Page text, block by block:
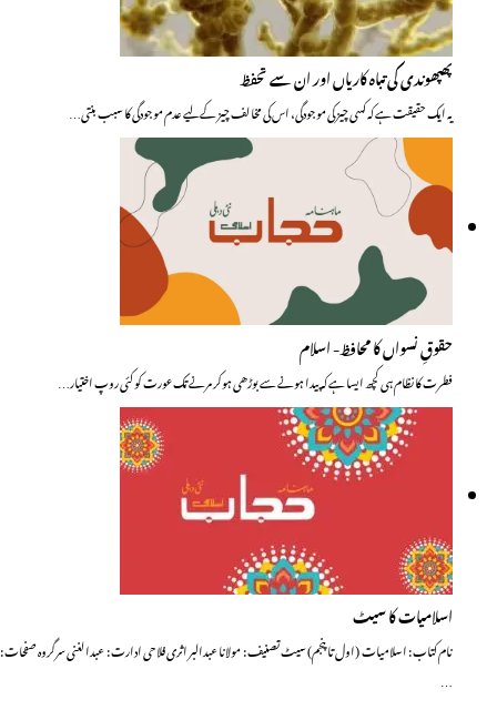
پھپھوندی کی تباہ کاریاں اور ان سے تحفظ
یہ ایک حقیقت ہے کہ کسی چیز کی موجودگی، اس کی مخالف چیز کے لیے عدم موجودگی کا سبب بنتی…
حقوقِ نسواں کا محافظ- اسلام
فطرت کا نظام ہی کچھ ایسا ہے کہ پیدا ہونے سے بوڑھی ہوکر مرنے تک عورت کو کئی روپ اختیار…
اسلامیات کا سیٹ
نام کتاب : اسلامیات (اول تا پنجم) سیٹ تصنیف : مولانا عبدالبر اثری فلاحی ادارت : عبدالغنی سرگروہ صفحات :
…